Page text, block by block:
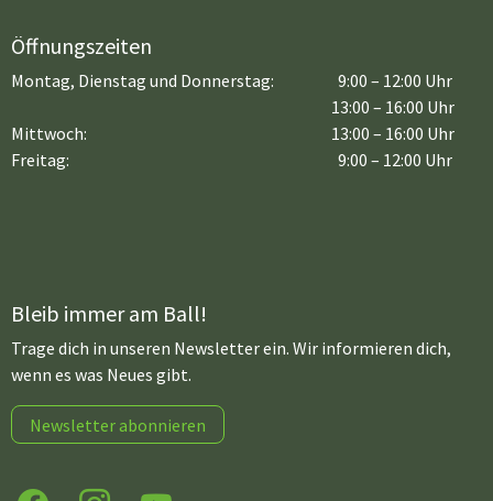
Öffnungszeiten
Montag, Dienstag und Donnerstag:
9:00 – 12:00 Uhr
13:00 – 16:00 Uhr
Mittwoch:
Freitag:
13:00 – 16:00 Uhr
9:00 – 12:00 Uhr
Bleib immer am Ball!
Trage dich in unseren Newsletter ein. Wir informieren dich,
wenn es was Neues gibt.
Newsletter abonnieren